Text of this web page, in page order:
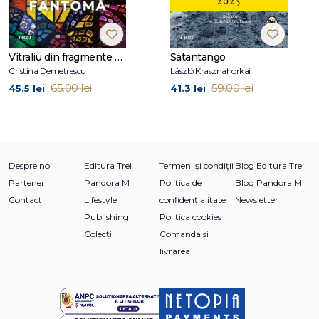
Vitraliu din fragmente de fantomă
Cristina Demetrescu
45.5 lei 65.00 lei
Satantango
László Krasznahorkai
41.3 lei 59.00 lei
Despre noi
Parteneri
Contact
Editura Trei
Pandora M
Lifestyle
Publishing
Colecții
Termeni și condiții
Politica de
confidențialitate
Politica cookies
Comanda si
livrarea
Blog Editura Trei
Blog Pandora M
Newsletter